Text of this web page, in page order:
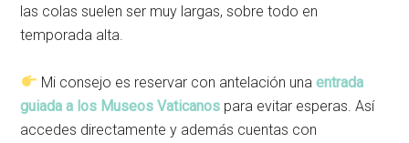
las colas suelen ser muy largas, sobre todo en
temporada alta.
Mi consejo es reservar con antelación una entrada
guiada a los Museos Vaticanos para evitar esperas. Así
accedes directamente y además cuentas con